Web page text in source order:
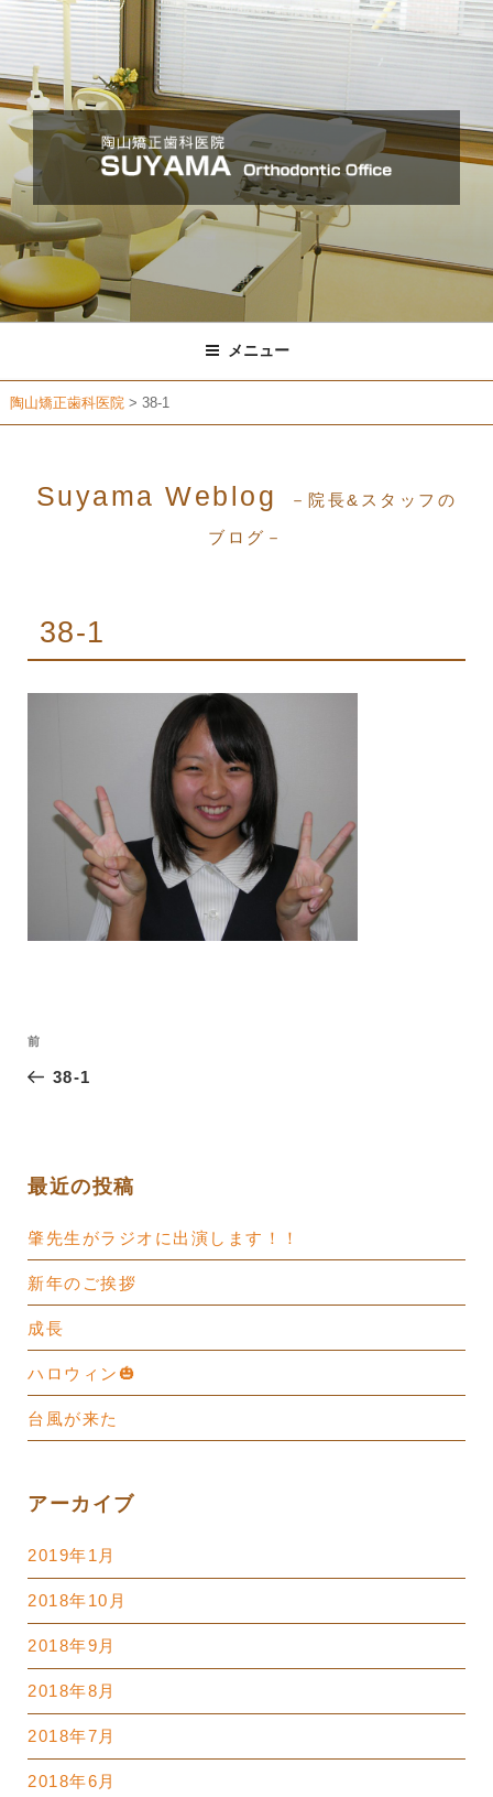
コ
ン
ン
ツ
ス
キ
ッ
プ
メニュー
陶山矯正歯科医院 > 38-1
Suyama Weblog －院長&スタッフの
ブログ－
38-1
投
ナ
ー
ョ
ン
過
去
前
38-1
最近の投稿
肇先生がラジオに出演します！！
新年のご挨拶
成長
ハロウィン🎃
台風が来た
アーカイブ
2019年1月
2018年10月
2018年9月
2018年8月
2018年7月
2018年6月